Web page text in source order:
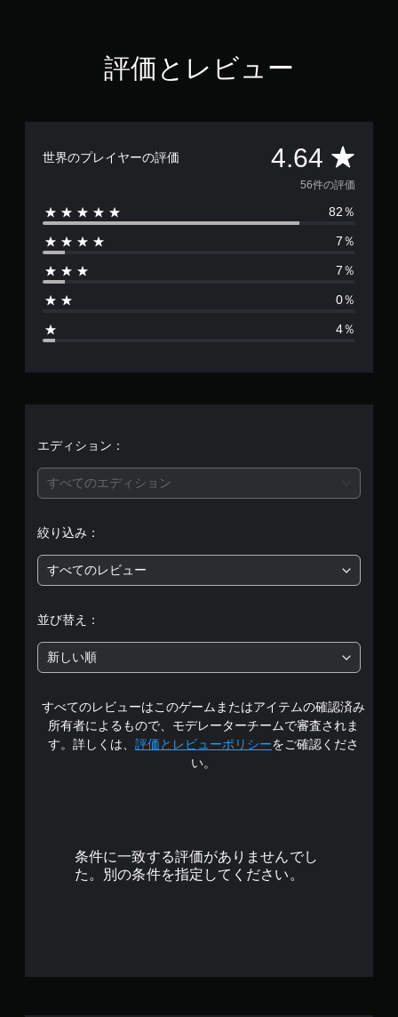
評価とレビュー
世界のプレイヤーの評価 4.64 評
価
数
は
6
5
段
中
の
4
.
56件の評価
82％
7％
7％
0％
4％
エディション：
すべてのエディション
絞り込み：
すべてのレビュー
並び替え：
新しい順
すべてのレビューはこのゲームまたはアイテムの確認済み
所有者によるもので、モデレーターチームで審査されま
す。詳しくは、 評価とレビューポリシーをご確認くださ
い。
条件に一致する評価がありませんでし
た。別の条件を指定してください。